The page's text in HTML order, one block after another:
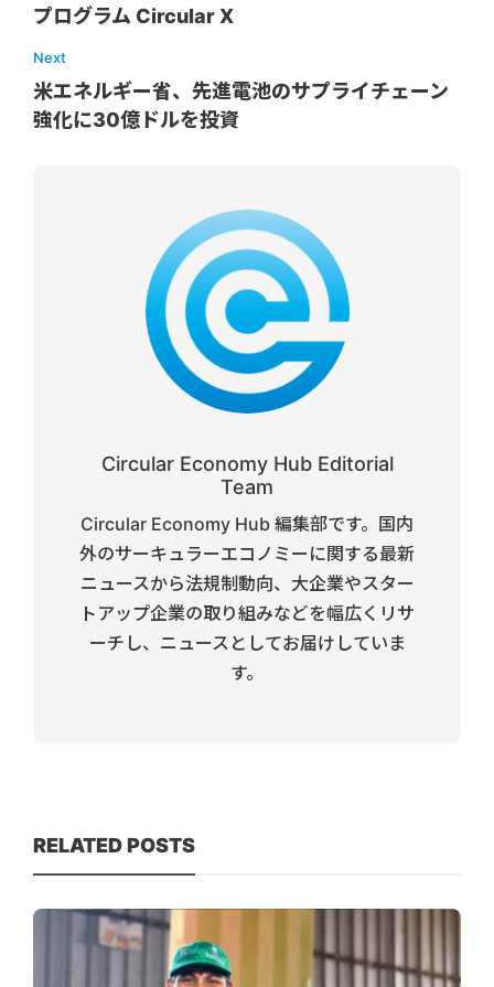
プログラム Circular X
Next
米エネルギー省、先進電池のサプライチェーン
強化に30億ドルを投資
Circular Economy Hub Editorial
Team
Circular Economy Hub 編集部です。国内
外のサーキュラーエコノミーに関する最新
ニュースから法規制動向、大企業やスター
トアップ企業の取り組みなどを幅広くリサ
ーチし、ニュースとしてお届けしていま
す。
RELATED POSTS